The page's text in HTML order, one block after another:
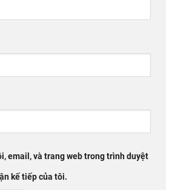
email, và trang web trong trình duyệt
kế tiếp của tôi.